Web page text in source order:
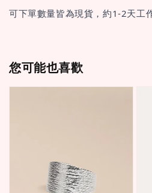
可下單數量皆為現貨，約1-2天工
您可能也喜歡